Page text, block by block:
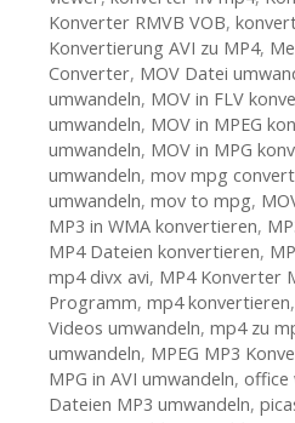
Konverter RMVB VOB,
Konvertierung AVI zu MP4,
Converter, MOV Datei
umwandeln, MOV in FLV
umwandeln, MOV in MPEG
umwandeln, MOV in MPG
umwandeln, mov mpg
umwandeln, mov to mpg,
MP3 in WMA konvertieren,
MP4 Dateien konvertieren,
mp4 divx avi, MP4 Konverter
Programm, mp4 konvertieren,
Videos umwandeln, mp4 zu
umwandeln, MPEG MP3
MPG in AVI umwandeln, office
Dateien MP3 umwandeln,